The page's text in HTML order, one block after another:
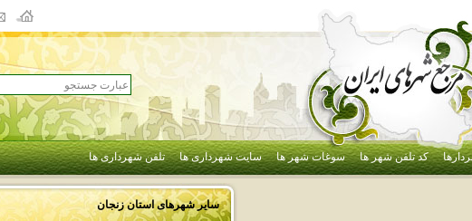
کد تلفن شهر ها سوغات شهر ها سایت شهرداری ها تلفن شهرداری ها
سایر شهرهای استانزنجان